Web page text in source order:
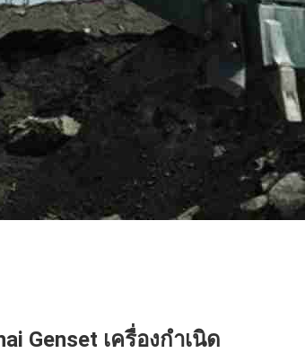
Genset เครื่องกำเนิด